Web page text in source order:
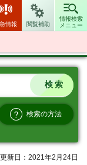
情報 閲覧補助
情報検索
メニュー
検索の方法
更新日：2021年2月24日